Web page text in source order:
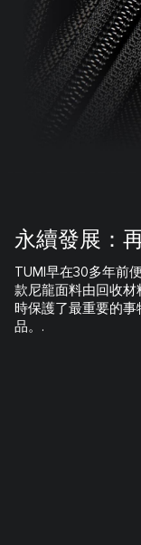
永續發展：
TUMI早在30多年前
款尼龍面料由回收材
時保護了最重要的
品。.